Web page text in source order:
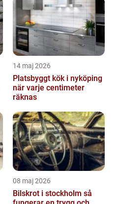
14 maj 2026
Platsbyggt kök i nyköping
när varje centimeter
räknas
08 maj 2026
Bilskrot i stockholm så